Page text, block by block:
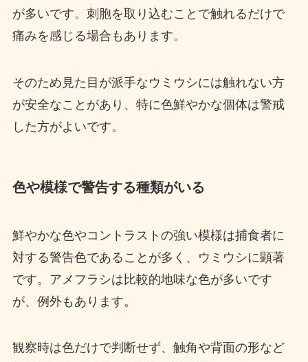
が多いです。刺胞を取り込むことで触れるだけで
痛みを感じる場合もあります。
そのため見た目が派手なウミウシには触れない方
が安全なことがあり、特に色鮮やかな個体は警戒
した方がよいです。
色や模様で警告する種類がいる
鮮やかな色やコントラストの強い模様は捕食者に
対する警告色であることが多く、ウミウシに顕著
です。アメフラシは比較的地味な色が多いです
が、例外もあります。
観察時は色だけで判断せず、触角や背面の形など